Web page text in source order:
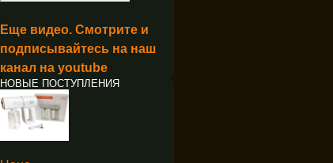
Еще видео. Смотрите и
подписывайтесь на наш
канал на youtube
НОВЫЕ ПОСТУПЛЕНИЯ